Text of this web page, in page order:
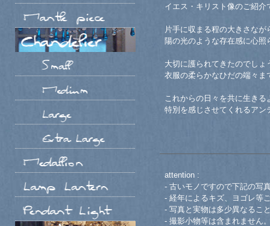
イエス・キリスト像のご紹介
片手に収まる程の大きさなが
陽の光のような存在感に心照
大切に護られてきたのでしょ
衣服の柔らかなひだの端々
これからの日々を共に生きる
特別を感じさせてくれるアン
attention :
- 古いモノですので下記の写
- 経年によるキズ、ヨゴレ等
- 写真と実物は多少異なるこ
- 撮影小物等は含まれません